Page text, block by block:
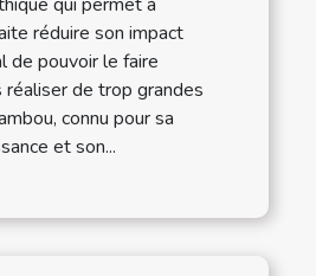
réduire son impact
de pouvoir le faire
réaliser de trop grandes
connu pour sa
et son...